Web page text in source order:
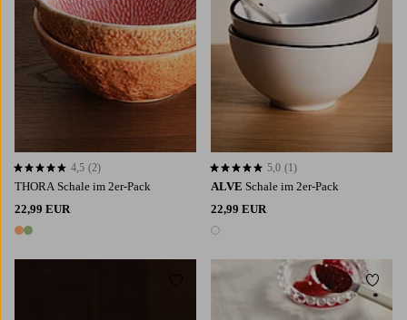
THORA Schale im 2er-Pack
22,99 EUR
2 Farben
4,5 basierend auf 2 Bewertungen
4,5 (2)
ALVE Schale im 2er-Pack
22,99 EUR
1 Farbe
5,0 basierend auf 1 Bewertungen
5,0 (1)
Zu Favoriten hinzufügen Zu